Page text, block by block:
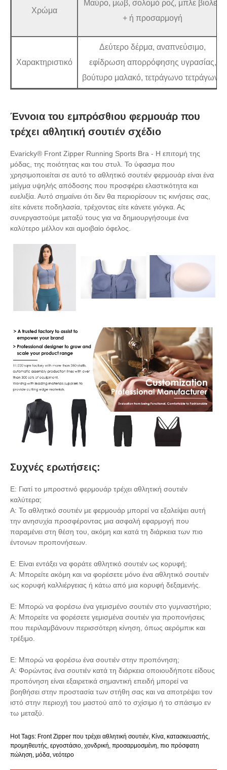
Χρώμα
Μαύρο, μωβ, σολομό ροζ, μπλε βιολετί
+ ή προσαρμογή
Χαρακτηριστικό
Δεύτερο δέρμα, αναπνεύσιμο,
εφίδρωση απορρόφησης υγρασίας,
βούτυρο μαλακό, τετράγωνο τετράγωνο
Έννοια του εμπρόσθιου φερμουάρ που
τρέχει αθλητική σουτιέν σχέδιο
Evaricky® Front Zipper Running Sports Bra - Η επιτομή της
μόδας, της ποιότητας και του στυλ. Το ύφασμα που
χρησιμοποιείται σε αυτό το αθλητικό σουτιέν φερμουάρ είναι ένα
μείγμα υψηλής απόδοσης που προσφέρει ελαστικότητα και
ευελιξία. Αυτό σημαίνει ότι δεν θα περιορίσουν τις κινήσεις σας,
είτε κάνετε ποδηλασία, τρέχοντας είτε κάνετε γιόγκα. Ας
συνεργαστούμε μεταξύ τους για να δημιουργήσουμε ένα
καλύτερο μέλλον και αμοιβαίο όφελος.
Συχνές ερωτήσεις:
Ε: Γιατί το μπροστινό φερμουάρ τρέχει αθλητική σουτιέν
καλύτερα;
Α: Το αθλητικό σουτιέν με φερμουάρ μπορεί να εξαλείψει αυτή
την ανησυχία προσφέροντας μια ασφαλή εφαρμογή που
παραμένει στη θέση του, ακόμη και κατά τη διάρκεια των πιο
έντονων προπονήσεων.
Ε: Είναι εντάξει να φοράτε αθλητικό σουτιέν ως κορυφή;
Α: Μπορείτε ακόμη και να φορέσετε μόνο ένα αθλητικό σουτιέν
ως κορυφή καλλιέργειας ή κάτω από μια κορυφή δεξαμενής.
Ε: Μπορώ να φορέσω ένα γεμισμένο σουτιέν στο γυμναστήριο;
Α: Μπορείτε να φορέσετε γεμισμένα σουτιέν για προπονήσεις
που περιλαμβάνουν περισσότερη κίνηση, όπως αερόμπικ και
τρέξιμο.
Ε: Μπορώ να φορέσω ένα σουτιέν στην προπόνηση;
Α: Φορώντας ένα σουτιέν κατά τη διάρκεια οποιουδήποτε είδους
προπόνηση είναι εξαιρετικά σημαντική επειδή μπορεί να
βοηθήσει στην προστασία των στήθη σας και να αποτρέψει τον
ιστό στην περιοχή του μαστού από το σχίσιμο ή το σπάσιμο εν
τω μεταξύ.
Hot Tags: Front Zipper που τρέχει αθλητική σουτιέν, Κίνα, κατασκευαστής,
προμηθευτής, εργοστάσιο, χονδρική, προσαρμοσμένη, πιο πρόσφατη
πώληση, μόδα, νεότερο